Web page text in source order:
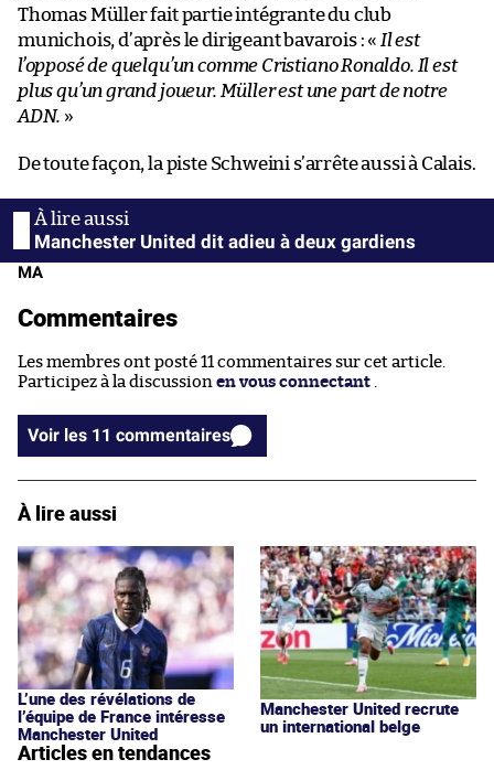
Thomas Müller fait partie intégrante du club
munichois, d’après le dirigeant bavarois : « Il est
l’opposé de quelqu’un comme Cristiano Ronaldo. Il est
plus qu’un grand joueur. Müller est une part de notre
ADN. »
De toute façon, la piste Schweini s’arrête aussi à Calais.
Manchester United dit adieu à deux gardiens
MA
Commentaires
Les membres ont posté 11 commentaires sur cet article.
Participez à la discussion en vous connectant
Voir les 11 commentaires
À lire aussi
L’une des révélations de
l’équipe de France intéresse
Manchester United
Manchester United recrute
un international belge
Articles en tendances